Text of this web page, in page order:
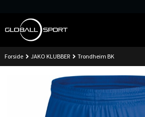
innholdet
Forside JAKO KLUBBER Trondheim BK